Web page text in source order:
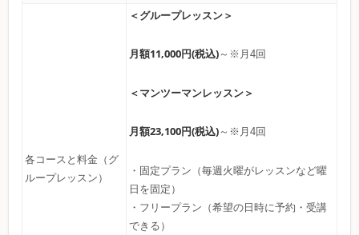
各コースと料金（グ
ループレッスン）
＜グループレッスン＞
月額11,000円(税込)～※月4回
＜マンツーマンレッスン＞
月額23,100円(税込)～※月4回
・固定プラン（毎週火曜がレッスンなど曜
日を固定）
・フリープラン（希望の日時に予約・受講
できる）